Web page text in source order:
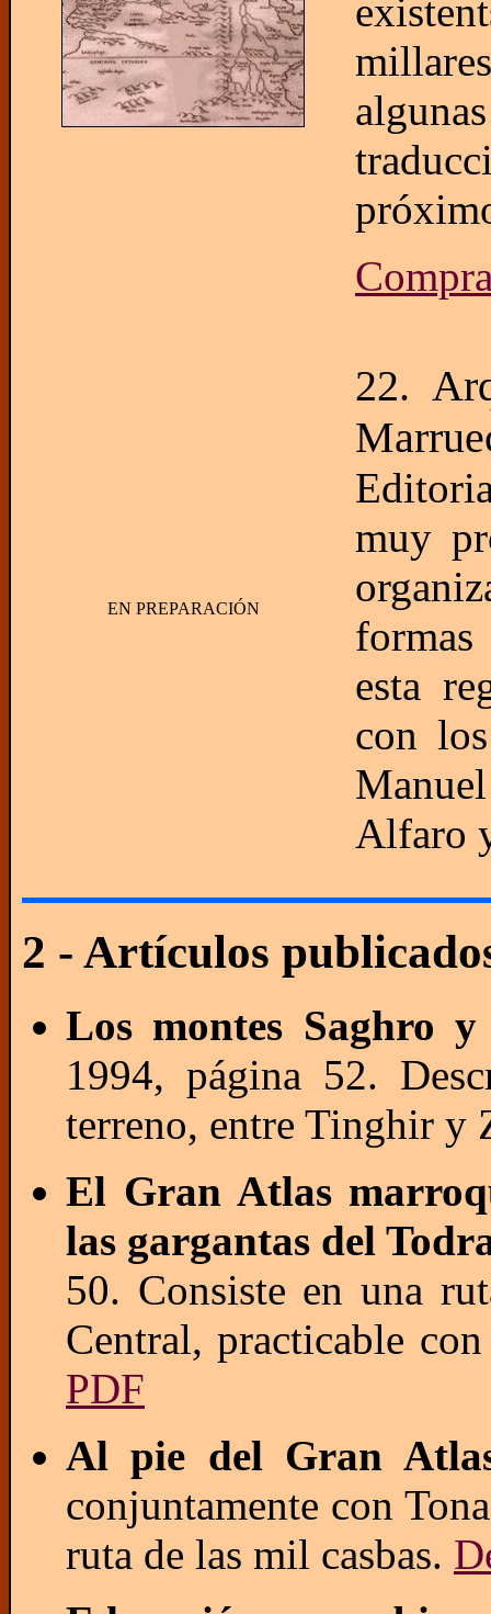
EN PREPARACIÓN
22.
muy
formas
esta
con
Alfaro
2 - Artículos
Los montes Saghro
1994, página 52.
terreno, entre Tinghir y
El Gran Atlas
las gargantas del
50. Consiste en una
Central, practicable
PDF
Al pie del Gran
conjuntamente con
ruta de las mil casbas.